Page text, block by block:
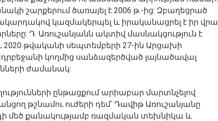
շարքերում ծառայել է 2006 թ.-ից: Զբաղեցրած
կազմակերպել և իրականացրել է իր վրա
Դ. Առուշանյանն ակտիվ մասնակցություն է
և 2020 թվականի սեպտեմբերի 27-ին Արցախի
կողմից սանձազերծված լայնածավալ
ժամանակ:
ընթացքում արիաբար մարտնչելով
թշնամու ուժերի դեմ՝ Դավիթ Առուշանյանը
մեծ քանակությամբ ռազմական տեխնիկա և